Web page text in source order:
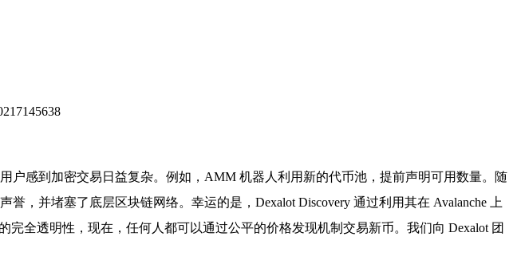
户感到加密交易日益复杂。例如，AMM 机器人利用新的代币池，提前声明可用数量。随
，并堵塞了底层区块链网络。幸运的是，Dexalot Discovery 通过利用其在 Avalanche 上
全透明性，现在，任何人都可以通过公平的价格发现机制交易新币。我们向 Dexalot 团